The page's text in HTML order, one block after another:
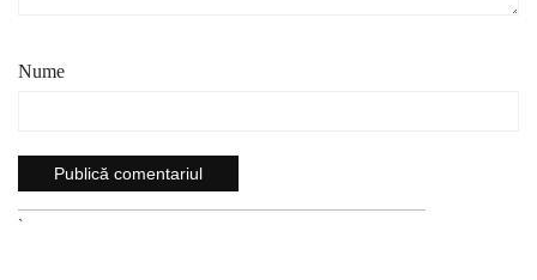
Nume
`